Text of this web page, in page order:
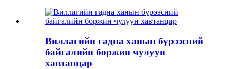
Виллагийн гадна ханын бүрээсний
байгалийн боржин чулуун
хавтанцар